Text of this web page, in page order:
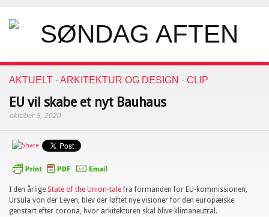
AKTUELT · ARKITEKTUR OG DESIGN · CLIP
EU vil skabe et nyt Bauhaus
oktober 5, 2020
I den årlige State of the Union-talefra formanden for EU-kommissionen,
Ursula von der Leyen, blev der løftet nye visioner for den europæiske
genstart efter corona, hvor arkitekturen skal blive klimaneutral.